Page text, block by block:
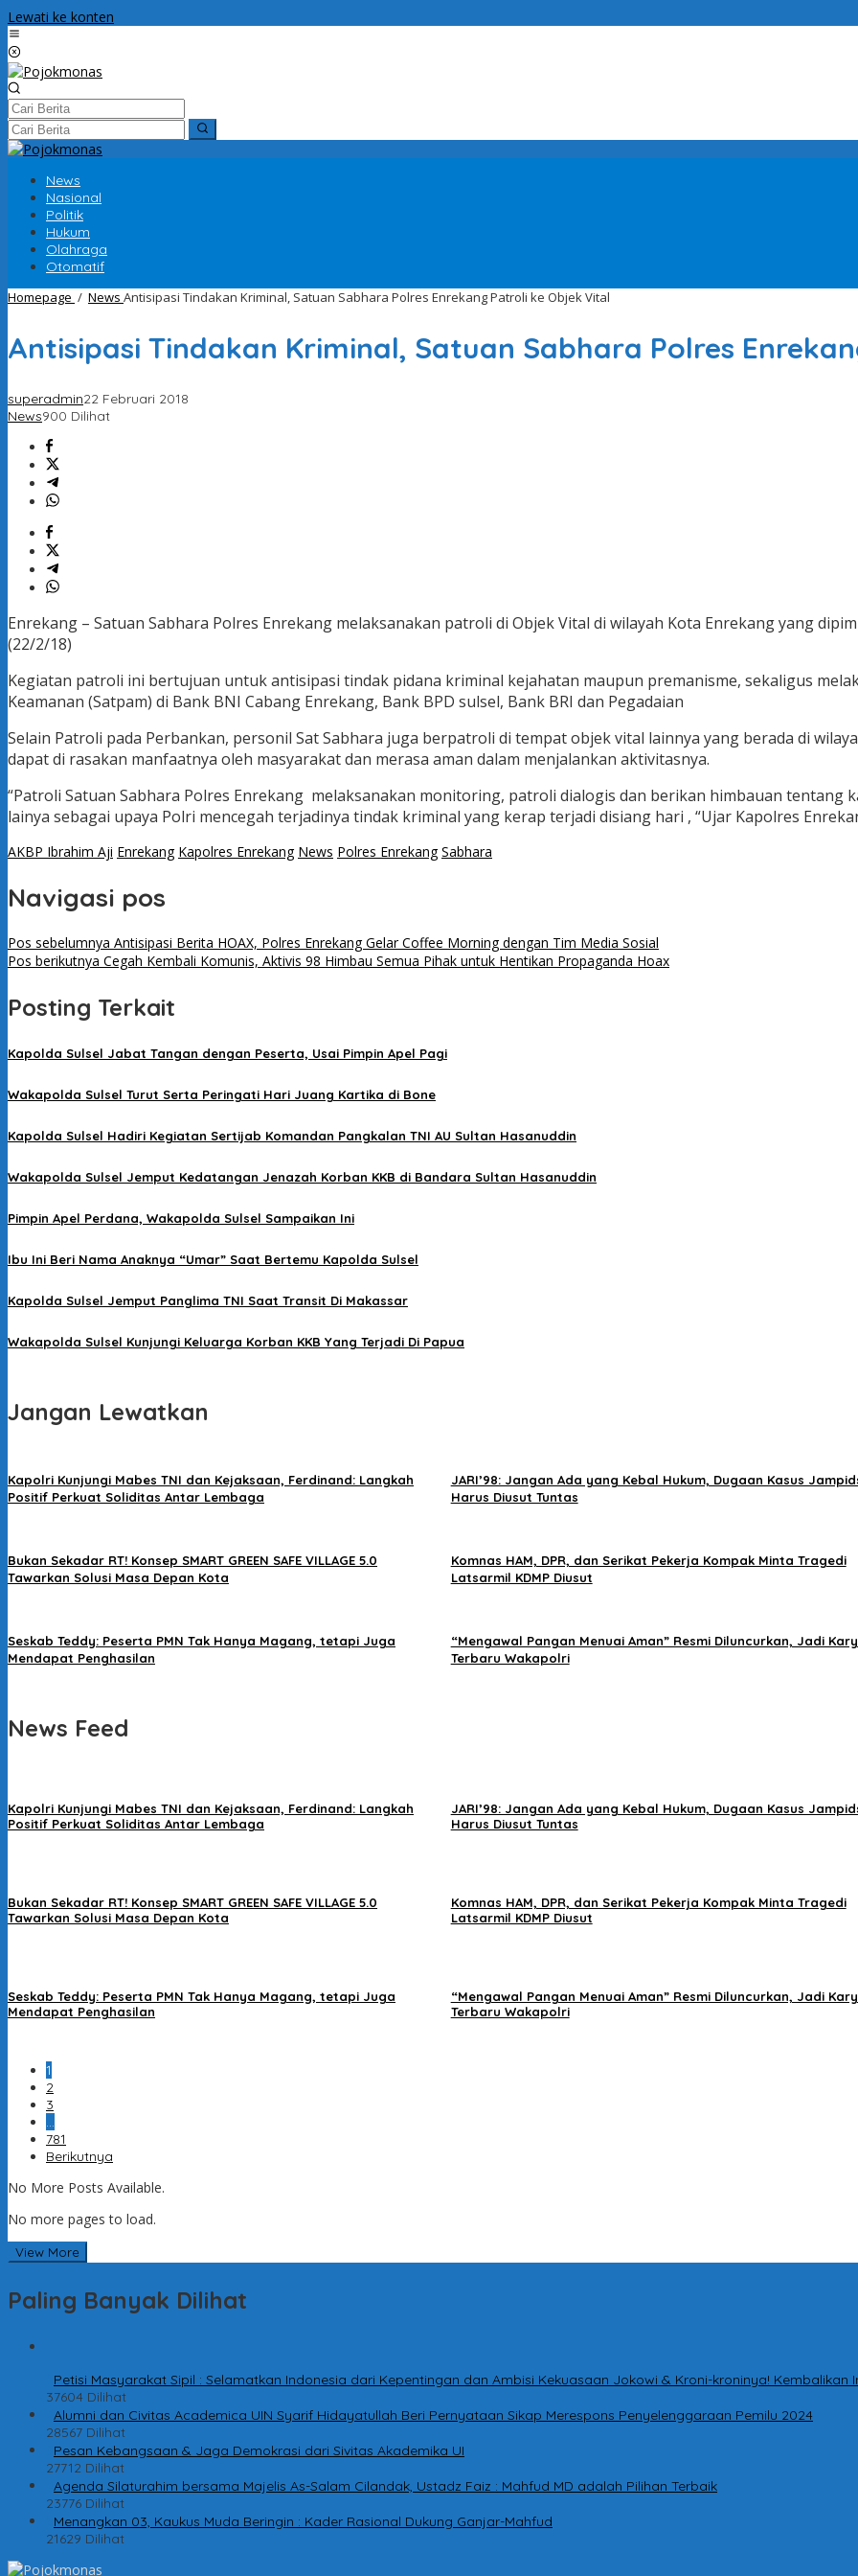
Lewati ke konten
News
Nasional
Politik
Hukum
Olahraga
Otomatif
Homepage / News Antisipasi Tindakan Kriminal, Satuan Sabhara Polres Enrekang Patroli ke Objek Vital
Antisipasi Tindakan Kriminal, Satuan Sabhara Polres
superadmin22 Februari 2018
News900 Dilihat
Enrekang – Satuan Sabhara Polres Enrekang melaksanakan patroli di Objek Vital di wilayah Kota Enrekang yang
(22/2/18)
Kegiatan patroli ini bertujuan untuk antisipasi tindak pidana kriminal kejahatan maupun premanisme, sekaligus
Keamanan (Satpam) di Bank BNI Cabang Enrekang, Bank BPD sulsel, Bank BRI dan Pegadaian
Selain Patroli pada Perbankan, personil Sat Sabhara juga berpatroli di tempat objek vital lainnya yang berada di
dapat di rasakan manfaatnya oleh masyarakat dan merasa aman dalam menjalankan aktivitasnya.
“Patroli Satuan Sabhara Polres Enrekang melaksanakan monitoring, patroli dialogis dan berikan himbauan tentang
lainya sebagai upaya Polri mencegah terjadinya tindak kriminal yang kerap terjadi disiang hari , “Ujar Kapolres
AKBP Ibrahim Aji Enrekang Kapolres Enrekang News Polres Enrekang Sabhara
Navigasi pos
Pos sebelumnya Antisipasi Berita HOAX, Polres Enrekang Gelar Coffee Morning dengan Tim Media Sosial
Pos berikutnya Cegah Kembali Komunis, Aktivis 98 Himbau Semua Pihak untuk Hentikan Propaganda Hoax
Posting Terkait
Kapolda Sulsel Jabat Tangan dengan Peserta, Usai Pimpin Apel Pagi
Wakapolda Sulsel Turut Serta Peringati Hari Juang Kartika di Bone
Kapolda Sulsel Hadiri Kegiatan Sertijab Komandan Pangkalan TNI AU Sultan Hasanuddin
Wakapolda Sulsel Jemput Kedatangan Jenazah Korban KKB di Bandara Sultan Hasanuddin
Pimpin Apel Perdana, Wakapolda Sulsel Sampaikan Ini
Ibu Ini Beri Nama Anaknya “Umar” Saat Bertemu Kapolda Sulsel
Kapolda Sulsel Jemput Panglima TNI Saat Transit Di Makassar
Wakapolda Sulsel Kunjungi Keluarga Korban KKB Yang Terjadi Di Papua
Jangan Lewatkan
Kapolri Kunjungi Mabes TNI dan Kejaksaan, Ferdinand: Langkah
Positif Perkuat Soliditas Antar Lembaga
JARI’98: Jangan Ada yang Kebal Hukum, Dugaan Kasus
Harus Diusut Tuntas
Bukan Sekadar RT! Konsep SMART GREEN SAFE VILLAGE 5.0
Tawarkan Solusi Masa Depan Kota
Komnas HAM, DPR, dan Serikat Pekerja Kompak Minta Tragedi
Latsarmil KDMP Diusut
Seskab Teddy: Peserta PMN Tak Hanya Magang, tetapi Juga
Mendapat Penghasilan
“Mengawal Pangan Menuai Aman” Resmi Diluncurkan, Jadi
Terbaru Wakapolri
News Feed
Kapolri Kunjungi Mabes TNI dan Kejaksaan, Ferdinand: Langkah
Positif Perkuat Soliditas Antar Lembaga
JARI’98: Jangan Ada yang Kebal Hukum, Dugaan Kasus
Harus Diusut Tuntas
Bukan Sekadar RT! Konsep SMART GREEN SAFE VILLAGE 5.0
Tawarkan Solusi Masa Depan Kota
Komnas HAM, DPR, dan Serikat Pekerja Kompak Minta Tragedi
Latsarmil KDMP Diusut
Seskab Teddy: Peserta PMN Tak Hanya Magang, tetapi Juga
Mendapat Penghasilan
“Mengawal Pangan Menuai Aman” Resmi Diluncurkan, Jadi
Terbaru Wakapolri
1
2
3
…
781
Berikutnya
No More Posts Available.
No more pages to load.
View More
Paling Banyak Dilihat
Petisi Masyarakat Sipil : Selamatkan Indonesia dari Kepentingan dan Ambisi Kekuasaan Jokowi & Kroni-kroninya! Kembalikan
37604 Dilihat
Alumni dan Civitas Academica UIN Syarif Hidayatullah Beri Pernyataan Sikap Merespons Penyelenggaraan Pemilu 2024
28567 Dilihat
Pesan Kebangsaan & Jaga Demokrasi dari Sivitas Akademika UI
27712 Dilihat
Agenda Silaturahim bersama Majelis As-Salam Cilandak, Ustadz Faiz : Mahfud MD adalah Pilihan Terbaik
23776 Dilihat
Menangkan 03, Kaukus Muda Beringin : Kader Rasional Dukung Ganjar-Mahfud
21629 Dilihat